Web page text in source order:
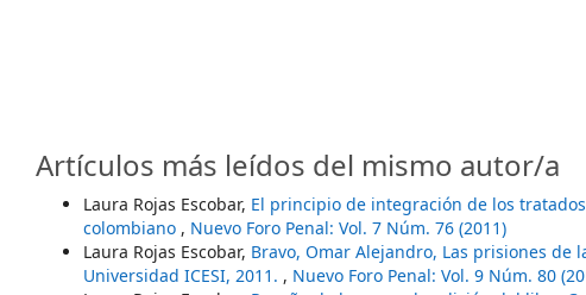
Artículos más leídos del mismo autor/a
Laura Rojas Escobar, El principio de integración de los
colombiano , Nuevo Foro Penal: Vol. 7 Núm. 76 (2011)
Laura Rojas Escobar, Bravo, Omar Alejandro, Las prisiones
Universidad ICESI, 2011. , Nuevo Foro Penal: Vol. 9 Núm. 80